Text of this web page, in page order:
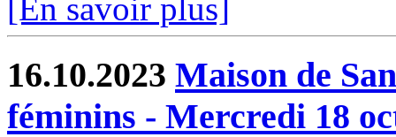
[En savoir plus]
16.10.2023 Maison de
féminins - Mercredi 18